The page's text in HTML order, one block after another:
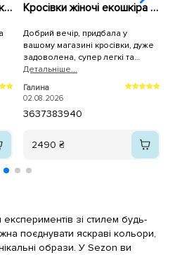
Кросівки жіночі шкіра сітка 594681 Білі Кросівки жіночі екошкіра сітка 595293 Білі
Добрий вечір, придбала у
вашому магазині кросівки, дуже
задоволена, супер легкі та
зручні, а для чоловіка крокси, він
теж задоволений. Дякуємо.
Детальнiше...
Галина
02.08.2026
3637383940
2490 ₴
зі стилем будь-
поєднувати яскраві кольори,
образи. У Sezon ви